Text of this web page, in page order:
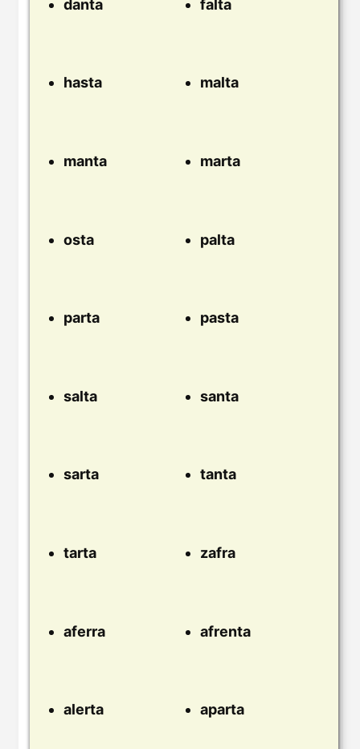
danta falta
hasta malta
manta marta
osta palta
parta pasta
salta santa
sarta tanta
tarta zafra
aferra afrenta
alerta aparta